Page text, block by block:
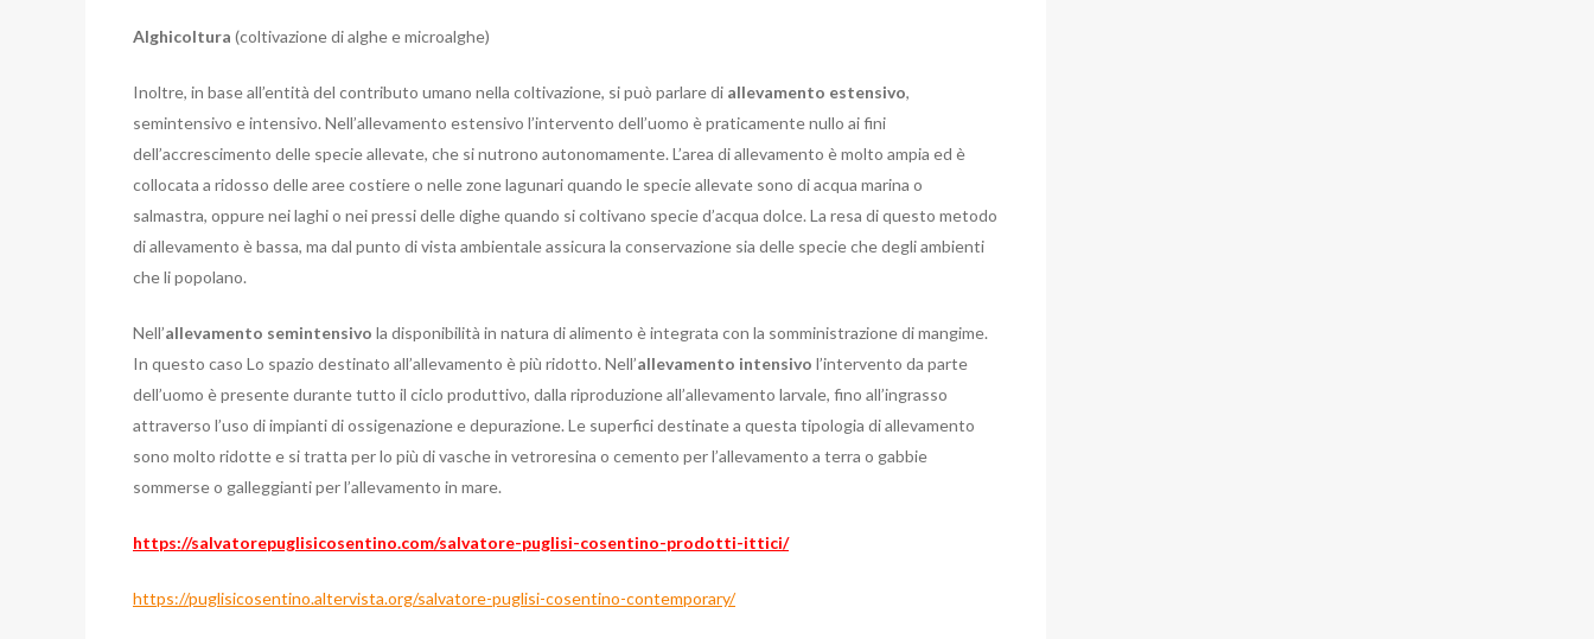
Alghicoltura (coltivazione di alghe e microalghe)
Inoltre, in base all’entità del contributo umano nella coltivazione, si può parlare di allevamento estensivo,
semintensivo e intensivo. Nell’allevamento estensivo l’intervento dell’uomo è praticamente nullo ai fini
dell’accrescimento delle specie allevate, che si nutrono autonomamente. L’area di allevamento è molto ampia ed è
collocata a ridosso delle aree costiere o nelle zone lagunari quando le specie allevate sono di acqua marina o
salmastra, oppure nei laghi o nei pressi delle dighe quando si coltivano specie d’acqua dolce. La resa di questo metodo
di allevamento è bassa, ma dal punto di vista ambientale assicura la conservazione sia delle specie che degli ambienti
che li popolano.
Nell’allevamento semintensivo la disponibilità in natura di alimento è integrata con la somministrazione di mangime.
In questo caso Lo spazio destinato all’allevamento è più ridotto. Nell’allevamento intensivo l’intervento da parte
dell’uomo è presente durante tutto il ciclo produttivo, dalla riproduzione all’allevamento larvale, fino all’ingrasso
attraverso l’uso di impianti di ossigenazione e depurazione. Le superfici destinate a questa tipologia di allevamento
sono molto ridotte e si tratta per lo più di vasche in vetroresina o cemento per l’allevamento a terra o gabbie
sommerse o galleggianti per l’allevamento in mare.
https://salvatorepuglisicosentino.com/salvatore-puglisi-cosentino-prodotti-ittici/
https://puglisicosentino.altervista.org/salvatore-puglisi-cosentino-contemporary/